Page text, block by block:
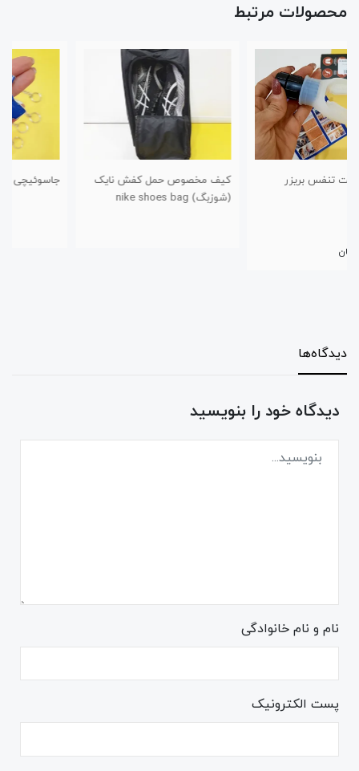
محصولات مرتبط
کیف مخصوص حمل کفش نایک
جاسوئیچی طرح کفش استقلال
دیدگاه‌ها
دیدگاه خود را بنویسید
نام و نام خانوادگی
پست الکترونیک